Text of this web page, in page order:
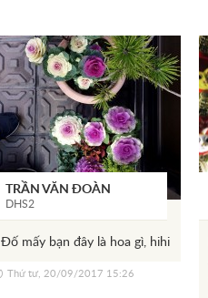
TRẦN VĂN ĐOÀN
DHS2
Đố mấy bạn đây là hoa gì, hihi
Thứ tư, 20/09/2017 15:26